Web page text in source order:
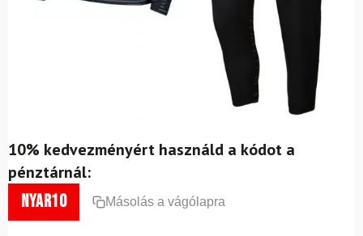
10% kedvezményért használd a kódot a
pénztárnál:
nyar10 Másolás a vágólapra